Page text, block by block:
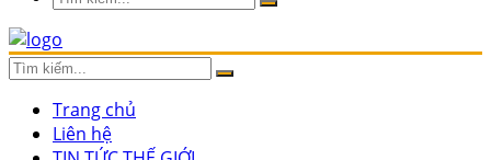
Trang chủ
Liên hệ